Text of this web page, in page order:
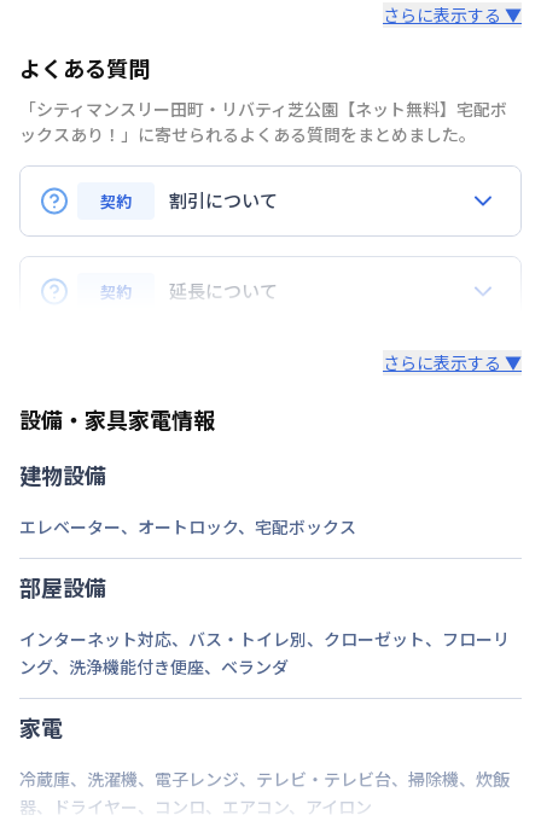
部屋の向き
禁煙・喫煙
禁煙
交通
東京都三田線
定員
情報更新日 2026年7月24日
さらに表示する ▼
よくある質問
「シティマンスリー田町・リバティ芝公園【ネット無料】宅配ボ
ックスあり！」に寄せられるよくある質問をまとめました。
契約 割引について
Q.リピーターの場合、割引はありますか？
A.はい、ございます。リピーターのお客様にはリピー
ター特典といたしまして、毎月の賃料から3,000円割
契約 延長について
法人契約の場合、通常延長は7日前までにご連絡いた
だければ、1日単位でのご延長が可能でざいます。
（ご延長が14日未満の場合は、そこで契約終了とさ
せていただきます。）
途中の解約も7日前までにご連絡いただければ、多く
いただいている料金は日割りでご返金いたします。
・個人契約の場合、期間確定の契約となります。ご延
長（再契約）の希望に添えない場合がございます。
さらに表示する ▼
設備・家具家電情報
建物設備
エレベーター、 オートロック、 宅配ボックス
部屋設備
インターネット対応、 バス・トイレ別、 クローゼット、 フローリ
ング、 洗浄機能付き便座、 ベランダ
家電
冷蔵庫、 洗濯機、 電子レンジ、 テレビ・テレビ台、 掃除機、 炊飯
器、 ドライヤー、 コンロ、 エアコン、 アイロン